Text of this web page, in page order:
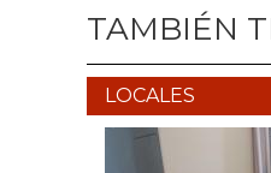
TAMBIÉN
LOCALES